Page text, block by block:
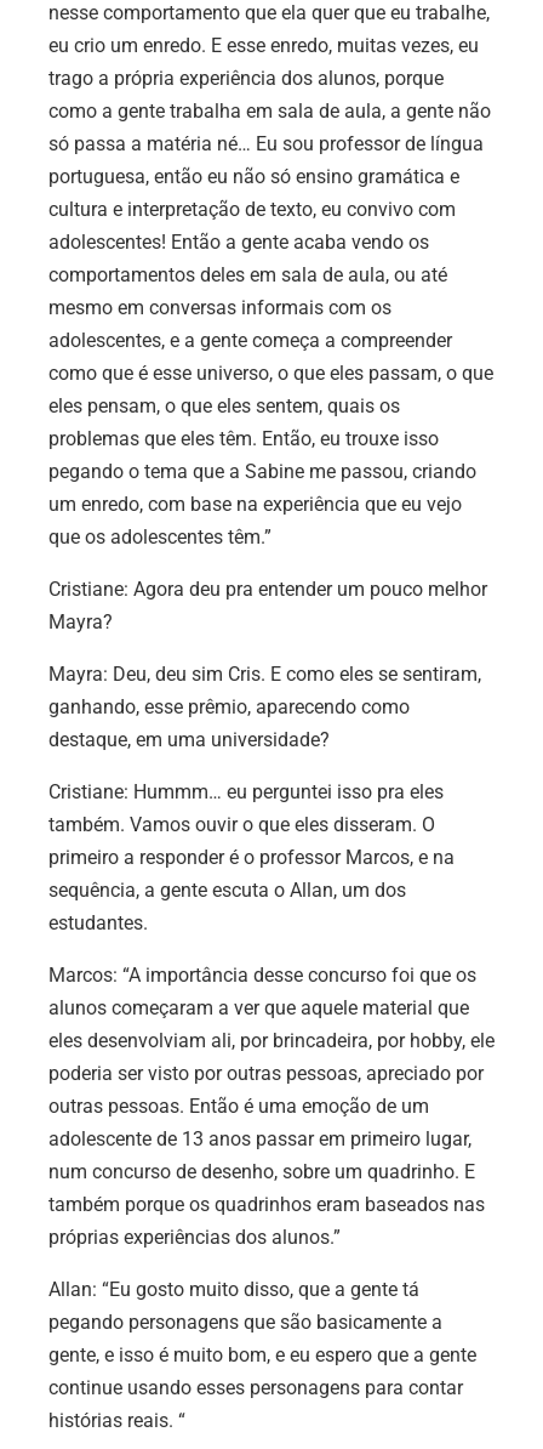
nesse comportamento que ela quer que eu trabalhe,
eu crio um enredo. E esse enredo, muitas vezes, eu
trago a própria experiência dos alunos, porque
como a gente trabalha em sala de aula, a gente não
só passa a matéria né… Eu sou professor de língua
portuguesa, então eu não só ensino gramática e
cultura e interpretação de texto, eu convivo com
adolescentes! Então a gente acaba vendo os
comportamentos deles em sala de aula, ou até
mesmo em conversas informais com os
adolescentes, e a gente começa a compreender
como que é esse universo, o que eles passam, o que
eles pensam, o que eles sentem, quais os
problemas que eles têm. Então, eu trouxe isso
pegando o tema que a Sabine me passou, criando
um enredo, com base na experiência que eu vejo
que os adolescentes têm.”
Cristiane: Agora deu pra entender um pouco melhor
Mayra?
Mayra: Deu, deu sim Cris. E como eles se sentiram,
ganhando, esse prêmio, aparecendo como
destaque, em uma universidade?
Cristiane: Hummm… eu perguntei isso pra eles
também. Vamos ouvir o que eles disseram. O
primeiro a responder é o professor Marcos, e na
sequência, a gente escuta o Allan, um dos
estudantes.
Marcos: “A importância desse concurso foi que os
alunos começaram a ver que aquele material que
eles desenvolviam ali, por brincadeira, por hobby, ele
poderia ser visto por outras pessoas, apreciado por
outras pessoas. Então é uma emoção de um
adolescente de 13 anos passar em primeiro lugar,
num concurso de desenho, sobre um quadrinho. E
também porque os quadrinhos eram baseados nas
próprias experiências dos alunos.”
Allan: “Eu gosto muito disso, que a gente tá
pegando personagens que são basicamente a
gente, e isso é muito bom, e eu espero que a gente
continue usando esses personagens para contar
histórias reais. “